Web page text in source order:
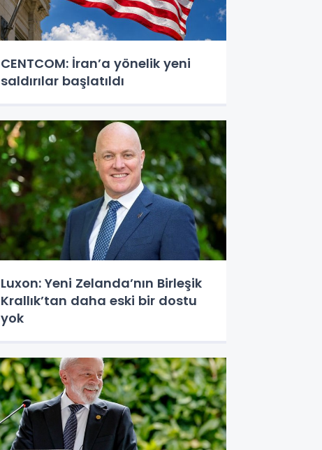
CENTCOM: İran’a yönelik yeni
saldırılar başlatıldı
Luxon: Yeni Zelanda’nın Birleşik
Krallık’tan daha eski bir dostu
yok